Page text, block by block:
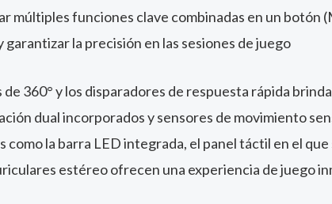
múltiples funciones clave combinadas en un botón
la precisión en las sesiones de juego
de 360° y los disparadores de respuesta rápida
dual incorporados y sensores de movimiento
la barra LED integrada, el panel táctil en el
estéreo ofrecen una experiencia de juego